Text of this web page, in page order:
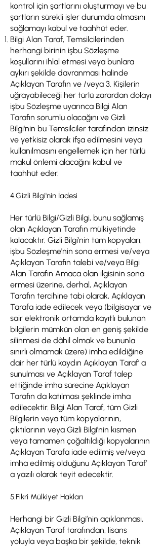
kontrol için şartlarını oluşturmayı ve bu
şartların sürekli işler durumda olmasını
sağlamayı kabul ve taahhüt eder.
Bilgi Alan Taraf, Temsilcilerinden
herhangi birinin işbu Sözleşme
koşullarını ihlal etmesi veya bunlara
aykırı şekilde davranması halinde
Açıklayan Tarafın ve /veya 3. Kişilerin
uğrayabileceği her türlü zarardan dolayı
işbu Sözleşme uyarınca Bilgi Alan
Tarafın sorumlu olacağını ve Gizli
Bilgi'nin bu Temsilciler tarafından izinsiz
ve yetkisiz olarak ifşa edilmesini veya
kullanılmasını engellemek için her türlü
makul önlemi alacağını kabul ve
taahhüt eder.
4.Gizli Bilgi'nin İadesi
Her türlü Bilgi/Gizli Bilgi, bunu sağlamış
olan Açıklayan Tarafın mülkiyetinde
kalacaktır. Gizli Bilgi'nin tüm kopyaları,
işbu Sözleşme'nin sona ermesi ve/veya
Açıklayan Tarafın talebi ve/veya Bilgi
Alan Tarafın Amaca olan ilgisinin sona
ermesi üzerine, derhal, Açıklayan
Tarafın tercihine tabi olarak, Açıklayan
Tarafa iade edilecek veya (bilgisayar ve
sair elektronik ortamda kayıtlı bulunan
bilgilerin mümkün olan en geniş şekilde
silinmesi de dâhil olmak ve bununla
sınırlı olmamak üzere) imha edildiğine
dair her türlü kaydın Açıklayan Taraf’ a
sunulması ve Açıklayan Taraf talep
ettiğinde imha sürecine Açıklayan
Tarafın da katılması şeklinde imha
edilecektir. Bilgi Alan Taraf, tüm Gizli
Bilgilerin veya tüm kopyalarının,
çıktılarının veya Gizli Bilgi'nin kısmen
veya tamamen çoğaltıldığı kopyalarının
Açıklayan Tarafa iade edilmiş ve/veya
imha edilmiş olduğunu Açıklayan Taraf’
a yazılı olarak teyit edecektir.
5.Fikri Mülkiyet Hakları
Herhangi bir Gizli Bilgi’nin açıklanması,
Açıklayan Taraf tarafından, lisans
yoluyla veya başka bir şekilde, teknik